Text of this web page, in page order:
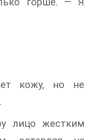
кожу, но не
лицо жестким